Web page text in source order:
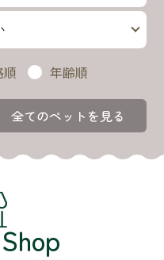
順 年齢順
全てのペットを見る